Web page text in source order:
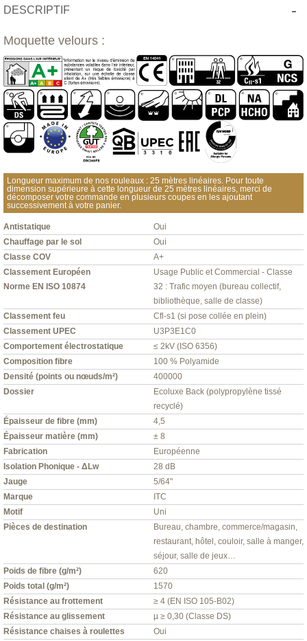
DESCRIPTIF -
Moquette velours :
Longueur maximum de nos rouleaux : 25 mètres linéaires. Pour toute
dimension supérieure à cette longueur de 25 mètres linéaires, merci de
décomposer votre commande en plusieurs coupes en les ajoutant
successivement à votre panier.
Antistatique
Oui
Chauffage par le sol
Oui
Classe COV
A+
Classement Européen
Norme EN ISO 10874
Usage Public et Commercial - Classe
32 : Trafic moyen (bureau collectif,
bibliothèque, salle de classe)
Classement feu
Cfl-s1 (si pose collée en plein)
Classement UPEC
U3P3E1C0
Comportement électrostatique
≤ 2kV (ISO 6356)
Composition fibre
100 % Polyamide
Densité (points ou nœuds/m²)
400000
Dossier
Ecoluxe Back (polypropylène tissé
recyclé)
Épaisseur de fibre (mm)
4,5
Épaisseur matière (mm)
± 8
Fabrication
Européenne
Isolation Phonique - ΔLw
28 dB
Jauge
5/64"
Marque
ITC
Motif
Uni
Pièces de destination
Bureau, chambre, commerce/magasin,
restaurant, hôtel, couloir, salle à manger,
séjour, salle de jeux…
Poids de fibre (g/m²)
620
Poids total (g/m²)
1570
Résistance au frottement
≥ 4 (EN ISO 105-B02)
Résistance au glissement
µ ≥ 0,30 (Classe DS)
Résistance chaises à roulettes
Oui